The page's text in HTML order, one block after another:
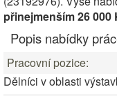
přinejmenším 26 000
Popis nabídky
Pracovní pozice:
Dělníci v oblasti